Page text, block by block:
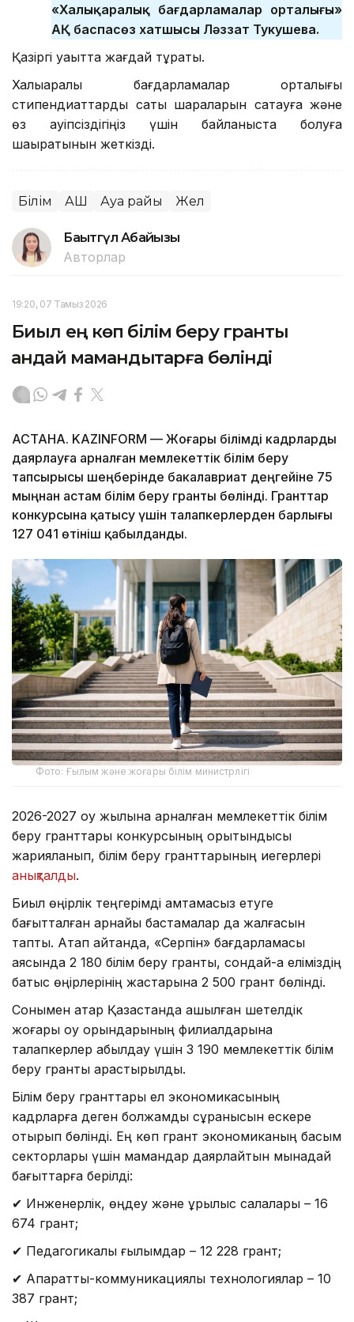
«Халықаралық бағдарламалар орталығы»
АҚ баспасөз хатшысы Ләззат Тукушева.
Қазіргі уақытта жағдай тұрақты.
Халықаралық бағдарламалар орталығы
стипендиаттарды сақтық шараларын сақтауға және
өз қауіпсіздігіңіз үшін байланыста болуға
шақыратынын жеткізді.
Білім АҚШ Ауа райы Жел
Бақытгүл Абайқызы
Авторлар
19:20, 07 Тамыз 2026
Биыл ең көп білім беру гранты
қандай мамандықтарға бөлінді
АСТАНА. KAZINFORM — Жоғары білімді кадрларды
даярлауға арналған мемлекеттік білім беру
тапсырысы шеңберінде бакалавриат деңгейіне 75
мыңнан астам білім беру гранты бөлінді. Гранттар
конкурсына қатысу үшін талапкерлерден барлығы
127 041 өтініш қабылданды.
Фото: Ғылым және жоғары білім министрлігі
2026-2027 оқу жылына арналған мемлекеттік білім
беру гранттары конкурсының қорытындысы
жарияланып, білім беру гранттарының иегерлері
анықталды.
Биыл өңірлік теңгерімді қамтамасыз етуге
бағытталған арнайы бастамалар да жалғасын
тапты. Атап айтқанда, «Серпін» бағдарламасы
аясында 2 180 білім беру гранты, сондай-ақ еліміздің
батыс өңірлерінің жастарына 2 500 грант бөлінді.
Сонымен қатар Қазақстанда ашылған шетелдік
жоғары оқу орындарының филиалдарына
талапкерлер қабылдау үшін 3 190 мемлекеттік білім
беру гранты қарастырылды.
Білім беру гранттары ел экономикасының
кадрларға деген болжамды сұранысын ескере
отырып бөлінді. Ең көп грант экономиканың басым
секторлары үшін мамандар даярлайтын мынадай
бағыттарға берілді:
✔ Инженерлік, өңдеу және құрылыс салалары – 16
674 грант;
✔ Педагогикалық ғылымдар – 12 228 грант;
✔ Ақпараттық-коммуникациялық технологиялар – 10
387 грант;